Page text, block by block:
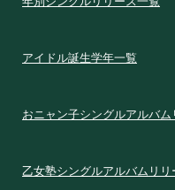
アイドル誕生学年一覧
おニャン子シングルアルバム
乙女塾シングルアルバムリリ